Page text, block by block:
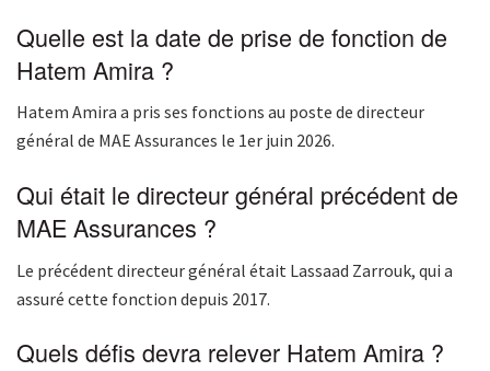
Quelle est la date de prise de fonction de
Hatem Amira ?
Hatem Amira a pris ses fonctions au poste de directeur
général de MAE Assurances le 1er juin 2026.
Qui était le directeur général précédent de
MAE Assurances ?
Le précédent directeur général était Lassaad Zarrouk, qui a
assuré cette fonction depuis 2017.
Quels défis devra relever Hatem Amira ?